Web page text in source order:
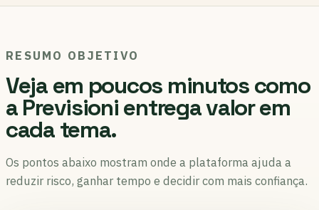
RESUMO OBJETIVO
Veja em poucos minutos como
a Previsioni entrega valor em
cada tema.
Os pontos abaixo mostram onde a plataforma ajuda a
reduzir risco, ganhar tempo e decidir com mais confiança.